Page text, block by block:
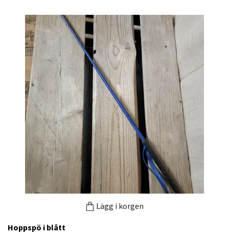
Lägg i korgen
Hoppspö i blått